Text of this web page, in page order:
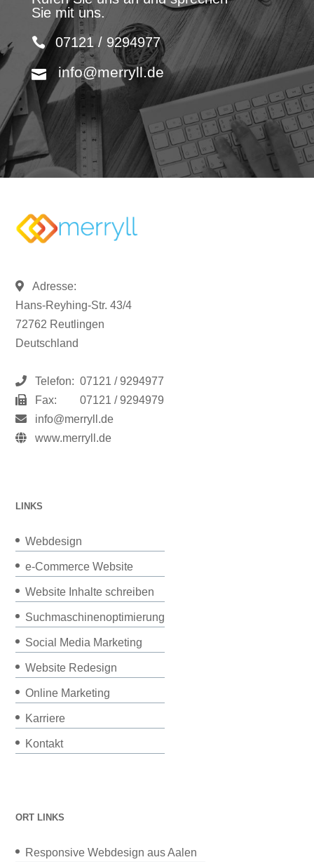
Sie mit uns.
07121 / 9294977
info@merryll.de
Adresse:
Hans-Reyhing-Str. 43/4
72762 Reutlingen
Deutschland
Telefon: 07121 / 9294977
Fax:
07121 / 9294979
info@merryll.de
www.merryll.de
LINKS
Webdesign
e-Commerce Website
Website Inhalte schreiben
Suchmaschinenoptimierung
Social Media Marketing
Website Redesign
Online Marketing
Karriere
Kontakt
ORT LINKS
Responsive Webdesign aus Aalen